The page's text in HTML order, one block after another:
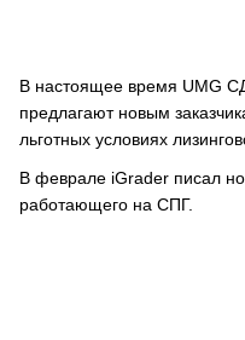
В настоящее время UMG
предлагают новым
льготных условиях
В феврале iGrader писал
работающего на СПГ.